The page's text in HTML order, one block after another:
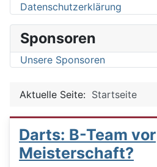
Datenschutzerklärung
Sponsoren
Unsere Sponsoren
Aktuelle Seite: Startseite
Darts: B-Team vor
Meisterschaft?